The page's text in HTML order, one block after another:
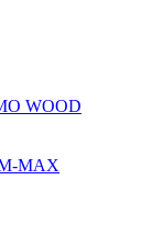
WOOD
MAX